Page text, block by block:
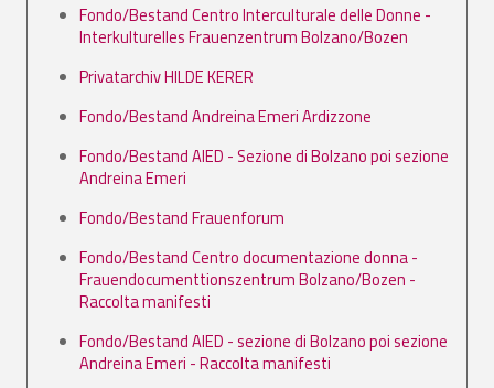
Fondo/Bestand Centro Interculturale delle Donne -
Interkulturelles Frauenzentrum Bolzano/Bozen
Privatarchiv HILDE KERER
Fondo/Bestand Andreina Emeri Ardizzone
Fondo/Bestand AIED - Sezione di Bolzano poi sezione
Andreina Emeri
Fondo/Bestand Frauenforum
Fondo/Bestand Centro documentazione donna -
Frauendocumenttionszentrum Bolzano/Bozen -
Raccolta manifesti
Fondo/Bestand AIED - sezione di Bolzano poi sezione
Andreina Emeri - Raccolta manifesti